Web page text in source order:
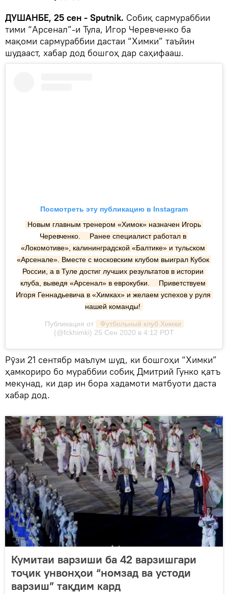
ДУШАНБЕ, 25 сен - Sputnik. Собиқ сармураббии
тими “Арсенал”-и Тула, Игор Черевченко ба
мақоми сармураббии дастаи “Химки” таъйин
шудааст, хабар дод бошгоҳ дар саҳифааш.
Посмотреть эту публикацию в Instagram
Новым главным тренером «Химок» назначен Игорь
Черевченко. ⠀ Ранее специалист работал в
«Локомотиве», калининградской «Балтике» и тульском
«Арсенале». Вместе с московским клубом выиграл Кубок
России, а в Туле достиг лучших результатов в истории
клуба, выведя «Арсенал» в еврокубки. ⠀ Приветствуем
Игоря Геннадьевича в «Химках» и желаем успехов у руля
нашей команды!
Публикация от
Футбольный клуб Химки
(@fckhimki) 25 Сен 2020 в 4:12 PDT
Рӯзи 21 сентябр маълум шуд, ки бошгоҳи “Химки”
ҳамкориро бо мураббии собиқ Дмитрий Гунко қатъ
мекунад, ки дар ин бора хадамоти матбуоти даста
хабар дод.
Кумитаи варзиши ба 42 варзишгари
тоҷик унвонҳои “номзад ва устоди
варзиш” тақдим кард